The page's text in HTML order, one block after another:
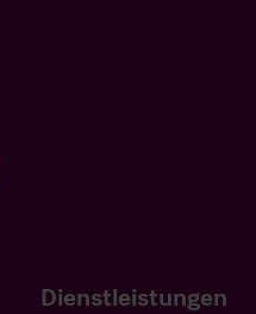
Dienstleistungen